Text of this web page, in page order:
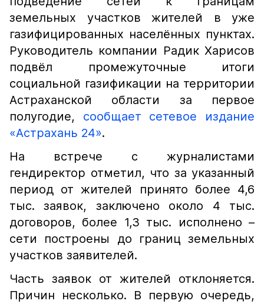
земельных участков жителей в уже
газифицированных населённых пунктах.
Руководитель компании Радик Харисов
подвёл промежуточные итоги
социальной газификации на территории
Астраханской области за первое
полугодие, сообщает сетевое издание
«Астрахань 24».
На встрече с журналистами
гендиректор отметил, что за указанный
период от жителей принято более 4,6
тыс. заявок, заключено около 4 тыс.
договоров, более 1,3 тыс. исполнено –
сети построены до границ земельных
участков заявителей.
Часть заявок от жителей отклоняется.
Причин несколько. В первую очередь,